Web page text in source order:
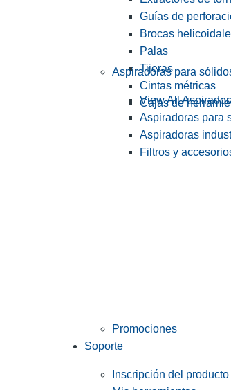
Guías de
Brocas
Palas
Tijeras
Cintas métricas
Cajas de
Aspiradoras para
View All
Aspiradoras para
Aspiradoras
Filtros y
Promociones
Soporte
Inscripción del producto